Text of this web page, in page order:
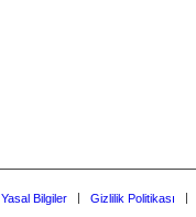
Yasal Bilgiler Gizlilik Politikası